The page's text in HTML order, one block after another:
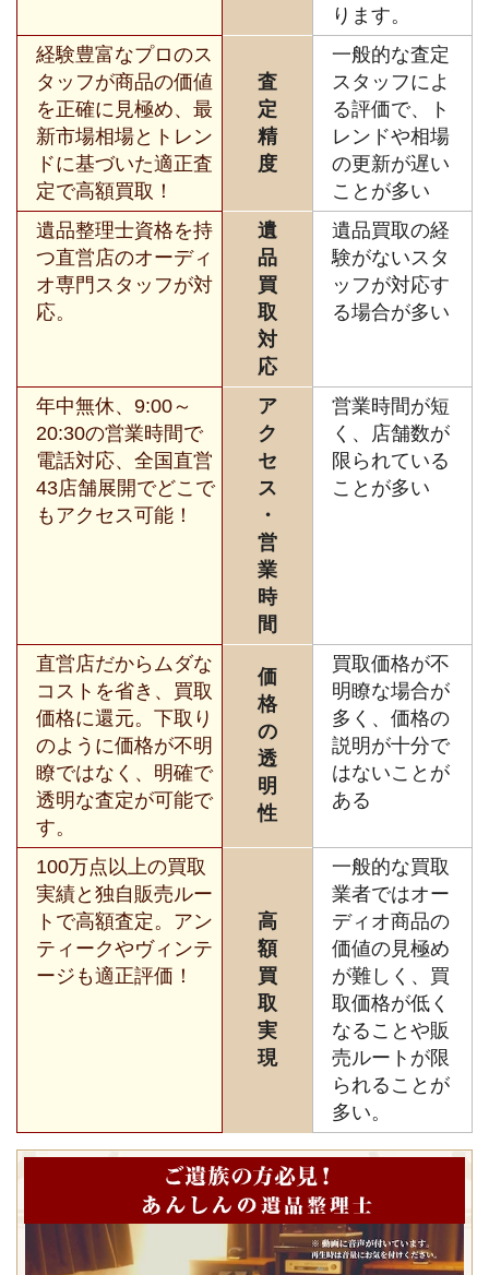
ります。
経験豊富なプロのス
タッフが商品の価値
を正確に見極め、最
新市場相場とトレン
ドに基づいた適正査
定で高額買取！
査
定
精
度
一般的な査定
スタッフによ
る評価で、ト
レンドや相場
の更新が遅い
ことが多い
遺品整理士資格を持
つ直営店のオーディ
オ専門スタッフが対
応。
遺
品
買
取
対
応
遺品買取の経
験がないスタ
ッフが対応す
る場合が多い
年中無休、9:00～
20:30の営業時間で
電話対応、全国直営
43店舗展開でどこで
もアクセス可能！
ア
ク
セ
ス
・
営
業
時
間
営業時間が短
く、店舗数が
限られている
ことが多い
直営店だからムダな
コストを省き、買取
価格に還元。下取り
のように価格が不明
瞭ではなく、明確で
透明な査定が可能で
す。
価
格
の
透
明
性
買取価格が不
明瞭な場合が
多く、価格の
説明が十分で
はないことが
ある
100万点以上の買取
実績と独自販売ルー
トで高額査定。アン
ティークやヴィンテ
ージも適正評価！
高
額
買
取
実
現
一般的な買取
業者ではオー
ディオ商品の
価値の見極め
が難しく、買
取価格が低く
なることや販
売ルートが限
られることが
多い。